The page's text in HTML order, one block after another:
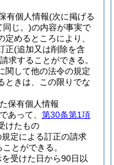
有個人情報(次に掲げる
同じ。)の内容が事実で
めるところにより、
正(追加又は削除を含
求することができる。
関して他の法令の規定
ときは、この限りでな
保有個人情報
あって、 第30条第1項
けたもの
規定による訂正の請求
ことができる。
受けた日から90日以